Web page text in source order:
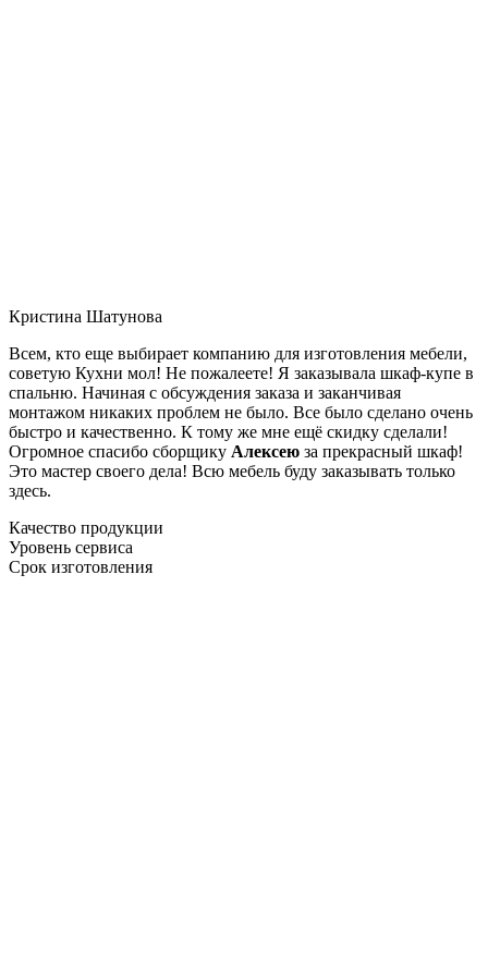
Кристина Шатунова
Всем, кто еще выбирает компанию для изготовления мебели,
советую Кухни мол! Не пожалеете! Я заказывала шкаф-купе в
спальню. Начиная с обсуждения заказа и заканчивая
монтажом никаких проблем не было. Все было сделано очень
быстро и качественно. К тому же мне ещё скидку сделали!
Огромное спасибо сборщику Алексею за прекрасный шкаф!
Это мастер своего дела! Всю мебель буду заказывать только
здесь.
Качество продукции
Уровень сервиса
Срок изготовления